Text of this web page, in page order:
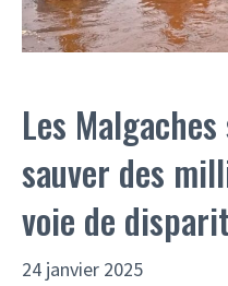
Les
sauver des
voie de
24 janvier 2025